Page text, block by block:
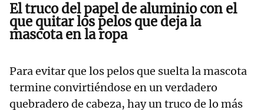
El truco del papel de aluminio con el
que quitar los pelos que deja la
mascota en la ropa
Para evitar que los pelos que suelta la mascota
termine convirtiéndose en un verdadero
quebradero de cabeza, hay un truco de lo más